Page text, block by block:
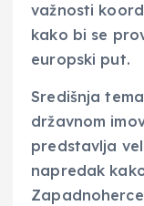
važnosti
kako bi se
europski put.
Središnja
državnom
predstavlja
napredak